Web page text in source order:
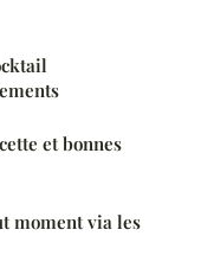
et bonnes
moment via les